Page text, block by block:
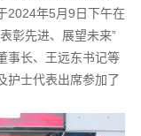
2024年5月9日下午在
彰先进、展望未来”
事长、王远东书记等
护士代表出席参加了